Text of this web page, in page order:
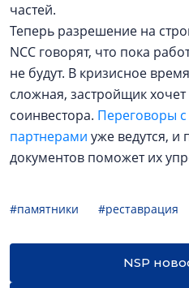
частей.
Теперь разрешение на
NCC говорят, что пока
не будут. В кризисное
сложная, застройщик
соинвестора. Переговоры
партнерами уже ведутся, и
документов поможет их
#памятники #реставрация
NSP